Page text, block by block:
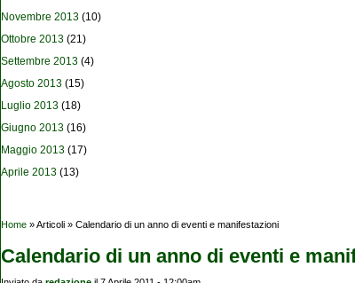
Novembre 2013 (10)
Ottobre 2013 (21)
Settembre 2013 (4)
Agosto 2013 (15)
Luglio 2013 (18)
Giugno 2013 (16)
Maggio 2013 (17)
Aprile 2013 (13)
Tu sei qui
Home » Articoli » Calendario di un anno di eventi e manifestazioni
Calendario di un anno di eventi e